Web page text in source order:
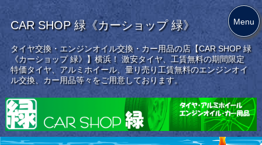
CAR SHOP 緑《カーショップ 緑》
タイヤ交換・エンジンオイル交換・カー用品の店【CAR SHOP 緑
《カーショップ 緑》】横浜！ 激安タイヤ、工賃無料の期間限定
特価タイヤ、アルミホイール、量り売り工賃無料のエンジンオイ
ル交換、カー用品等々をご用意しております。
Menu